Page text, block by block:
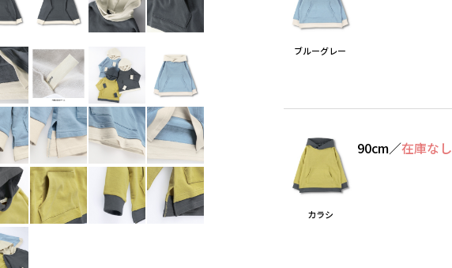
ブルーグレー
カラシ
90cm／在庫なし